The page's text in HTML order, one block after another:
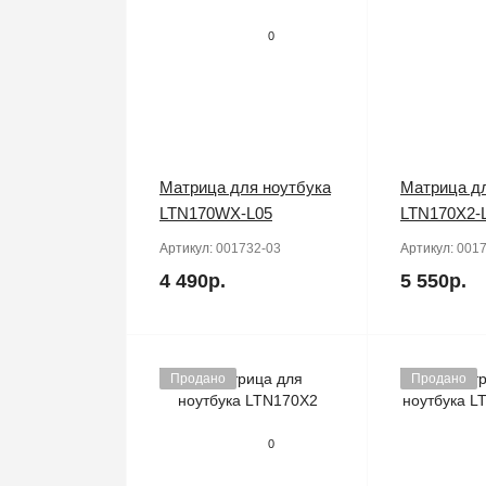
0
Матрица для ноутбука
LTN170WX-L05
Артикул: 001732-03
4 490р.
Матрица
LTN170X2-
Артикул:
5 550р.
Продано
0
Продано